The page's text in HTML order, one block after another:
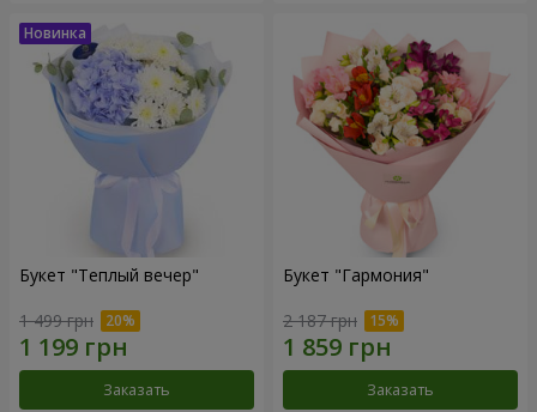
Букет "Теплый вечер"
1 499 грн
Заказать
Букет "Гармония"
2 187 грн
Заказать